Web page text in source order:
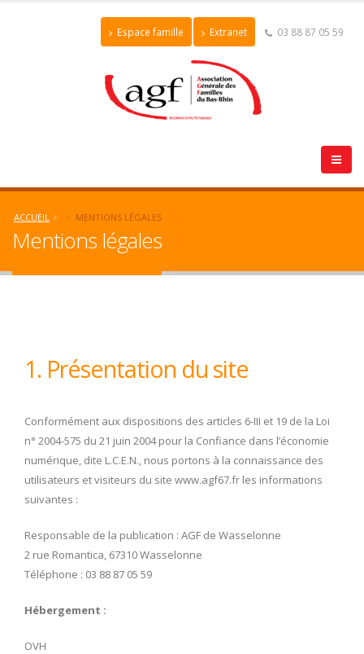
Espace famille Extranet 03 88 87 05 59
ACCUEIL MENTIONS LÉGALES
Mentions légales
1. Présentation du site
Conformément aux dispositions des articles 6-III et 19 de la Loi
n° 2004-575 du 21 juin 2004 pour la Confiance dans l’économie
numérique, dite L.C.E.N., nous portons à la connaissance des
utilisateurs et visiteurs du site www.agf67.fr les informations
suivantes :
Responsable de la publication : AGF de Wasselonne
2 rue Romantica, 67310 Wasselonne
Téléphone : 03 88 87 05 59
Hébergement :
OVH